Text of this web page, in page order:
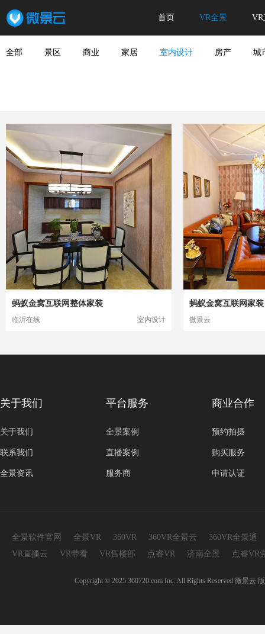
首页 VR全景 VR
全部 景区 商业 家居 室内设计 房产 城
蚂蚁金窝互联网整体家装
临沂在线 室内设计
蚂蚁金窝互联网家
微景云
关于我们
关于我们
联系我们
全景资讯
平台服务
全景案例
直播案例
服务商
商业合作
预约拍摄
购买服务
申请认证
全景软件官网 全景VR 360VR 360VR全景云
360VR全景通
VR直播云
VR带看 VR售楼部 点睿VR 济南全景 点睿VR
Copyright © 2025 360720.com Inc. All Rights Reserved 微景